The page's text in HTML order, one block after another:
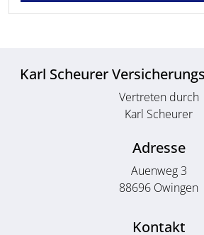
Karl Scheurer
Vertreten durch
Karl Scheurer
Adresse
Auenweg 3
88696 Owingen
Kontakt